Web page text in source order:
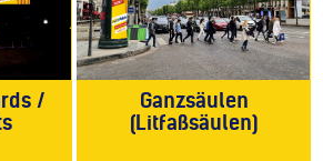
/
Ganzsäulen
(Litfaßsäulen)